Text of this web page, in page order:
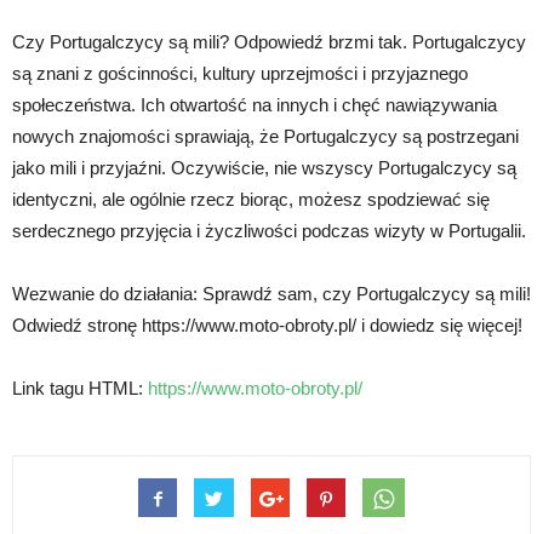
Czy Portugalczycy są mili? Odpowiedź brzmi tak. Portugalczycy
są znani z gościnności, kultury uprzejmości i przyjaznego
społeczeństwa. Ich otwartość na innych i chęć nawiązywania
nowych znajomości sprawiają, że Portugalczycy są postrzegani
jako mili i przyjaźni. Oczywiście, nie wszyscy Portugalczycy są
identyczni, ale ogólnie rzecz biorąc, możesz spodziewać się
serdecznego przyjęcia i życzliwości podczas wizyty w Portugalii.
Wezwanie do działania: Sprawdź sam, czy Portugalczycy są mili!
Odwiedź stronę https://www.moto-obroty.pl/ i dowiedz się więcej!
Link tagu HTML: https://www.moto-obroty.pl/